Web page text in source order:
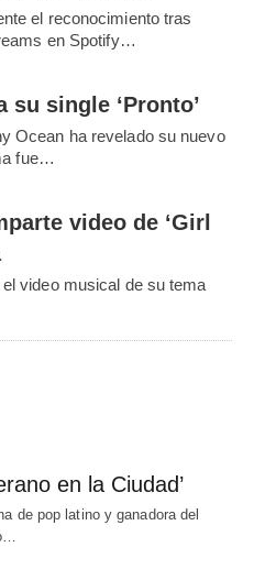
el reconocimiento tras
en Spotify…
su single ‘Pronto’
Ocean ha revelado su nuevo
fue…
video de ‘Girl
video musical de su tema
en la Ciudad’
de pop latino y ganadora del